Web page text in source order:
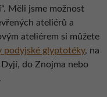
Měli jsme možnost
ateliérů a
ateliérem si můžete
podyjské glyptotéky, na
do Znojma nebo